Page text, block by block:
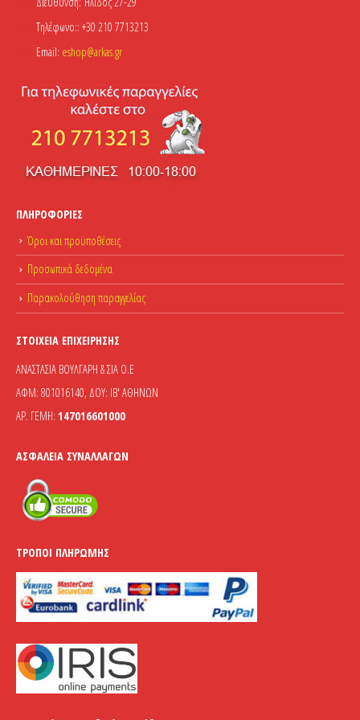
Τηλέφωνο:: +30 210 7713213
Email: eshop@arkas.gr
ΠΛΗΡΟΦΟΡΊΕΣ
Όροι και προϋποθέσεις
Προσωπικά δεδομένα
Παρακολούθηση παραγγελίας
ΣΤΟΙΧΕΊΑ ΕΠΙΧΕΊΡΗΣΗΣ
ΑΝΑΣΤΑΣΙΑ ΒΟΥΛΓΑΡΗ & ΣΙΑ Ο.Ε
ΑΦΜ: 801016140, ΔΟΥ: ΙΒ' ΑΘΗΝΩΝ
ΑΡ. ΓΕΜΗ: 147016601000
ΑΣΦΆΛΕΙΑ ΣΥΝΑΛΛΑΓΏΝ
ΤΡΌΠΟΙ ΠΛΗΡΩΜΉΣ